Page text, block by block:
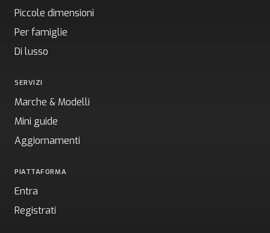
Piccole dimensioni
Per famiglie
Di lusso
SERVIZI
Marche & Modelli
Mini guide
Aggiornamenti
PIATTAFORMA
Entra
Registrati